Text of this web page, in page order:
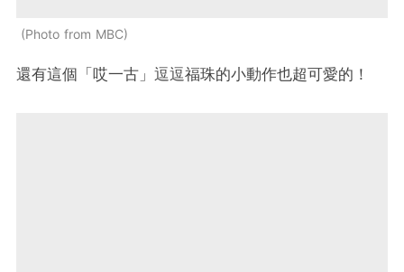
Photo from MBC
還有這個「哎一古」逗逗福珠的小動作也超可愛的！